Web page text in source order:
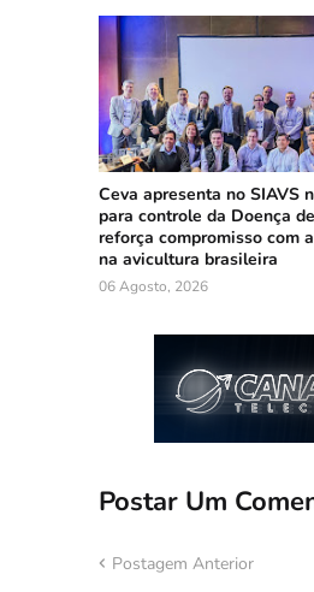
Ceva apresenta no SIAVS
para controle da Doença
reforça compromisso com
na avicultura brasileira
06 Agosto, 2026
Postar Um
Postagem Anterior